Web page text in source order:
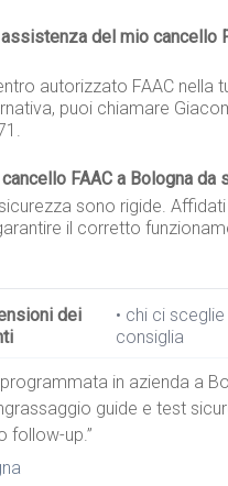
del mio cancello
autorizzato FAAC nella
puoi chiamare
FAAC a Bologna da
sono rigide. Affidati
il corretto
dei
• chi ci
consiglia
in azienda a
guide e test
follow-up.”